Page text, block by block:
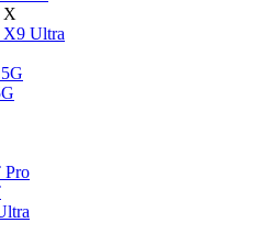
X
X9 Ultra
Pro